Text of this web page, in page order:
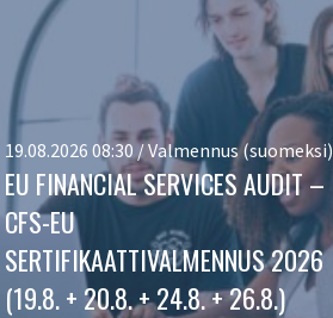
19.08.2026 08:30 / Valmennus (suomeksi)
EU FINANCIAL SERVICES AUDIT –
CFS-EU
SERTIFIKAATTIVALMENNUS 2026
(19.8. + 20.8. + 24.8. + 26.8.)